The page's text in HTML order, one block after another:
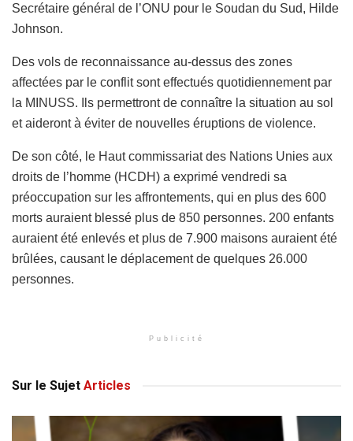
Secrétaire général de l’ONU pour le Soudan du Sud, Hilde
Johnson.
Des vols de reconnaissance au-dessus des zones
affectées par le conflit sont effectués quotidiennement par
la MINUSS. Ils permettront de connaître la situation au sol
et aideront à éviter de nouvelles éruptions de violence.
De son côté, le Haut commissariat des Nations Unies aux
droits de l’homme (HCDH) a exprimé vendredi sa
préoccupation sur les affrontements, qui en plus des 600
morts auraient blessé plus de 850 personnes. 200 enfants
auraient été enlevés et plus de 7.900 maisons auraient été
brûlées, causant le déplacement de quelques 26.000
personnes.
Publicité
Sur le Sujet Articles